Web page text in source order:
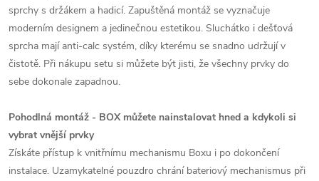
sprchy s držákem a hadicí. Zapuštěná montáž se vyznačuje
moderním designem a jedinečnou estetikou. Sluchátko i dešťová
sprcha mají anti-calc systém, díky kterému se snadno udržují v
čistotě. Při nákupu setu si můžete být jisti, že všechny prvky do
sebe dokonale zapadnou.
Pohodlná montáž - BOX můžete nainstalovat hned a kdykoli si
vybrat vnější prvky
Získáte přístup k vnitřnímu mechanismu Boxu i po dokončení
instalace. Uzamykatelné pouzdro chrání bateriový mechanismus při